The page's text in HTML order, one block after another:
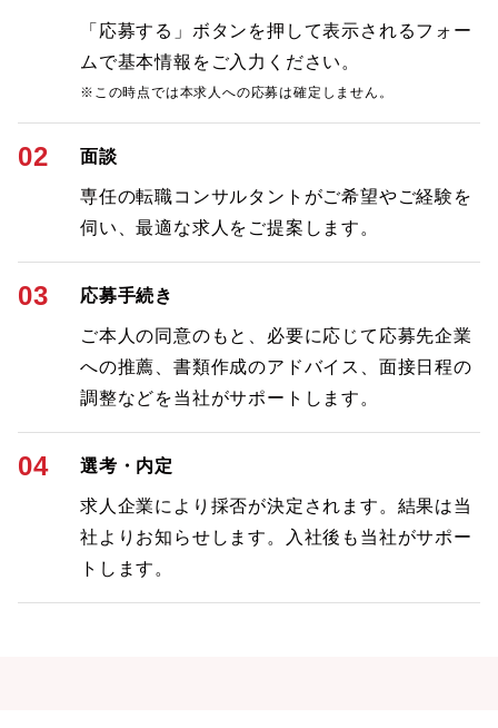
「応募する」ボタンを押して表示されるフォー
ムで基本情報をご入力ください。
※この時点では本求人への応募は確定しません。
02 面談
専任の転職コンサルタントがご希望やご経験を
伺い、最適な求人をご提案します。
03 応募手続き
ご本人の同意のもと、必要に応じて応募先企業
への推薦、書類作成のアドバイス、面接日程の
調整などを当社がサポートします。
04 選考・内定
求人企業により採否が決定されます。結果は当
社よりお知らせします。入社後も当社がサポー
トします。